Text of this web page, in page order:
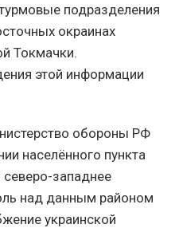
подразделения
окраинах
Токмачки.
этой информации
обороны РФ
населённого пункта
западнее
над данным районом
украинской